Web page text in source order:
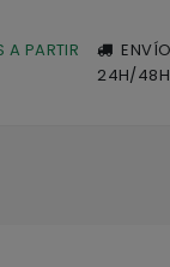
A PARTIR
24H/48H